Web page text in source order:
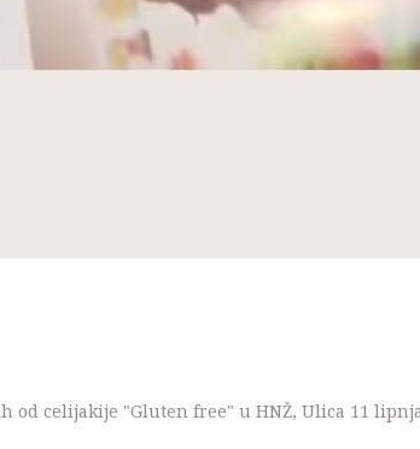
od celijakije "Gluten free" u HNŽ, Ulica 11